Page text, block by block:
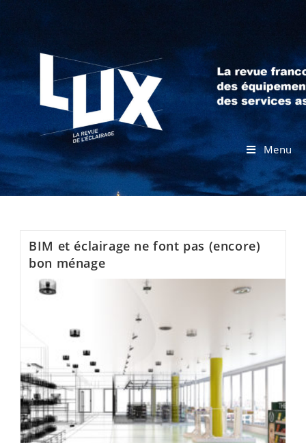
Menu
BIM et éclairage ne font pas (encore)
bon ménage